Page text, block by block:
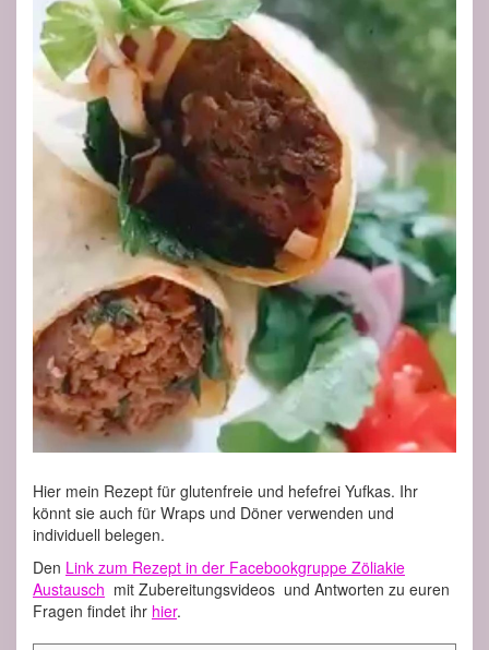
Hier mein Rezept für glutenfreie und hefefrei Yufkas. Ihr
könnt sie auch für Wraps und Döner verwenden und
individuell belegen.
Den Link zum Rezept in der Facebookgruppe Zöliakie
Austausch mit Zubereitungsvideos und Antworten zu euren
Fragen findet ihr hier.